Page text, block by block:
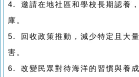
4. 邀請在地社區和學校長期認養
庫。
5. 回收政策推動，減少特定且大
害。
6. 改變民眾對待海洋的習慣與養